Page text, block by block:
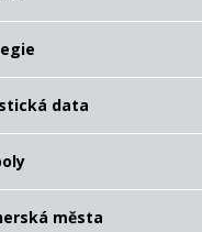
data
města